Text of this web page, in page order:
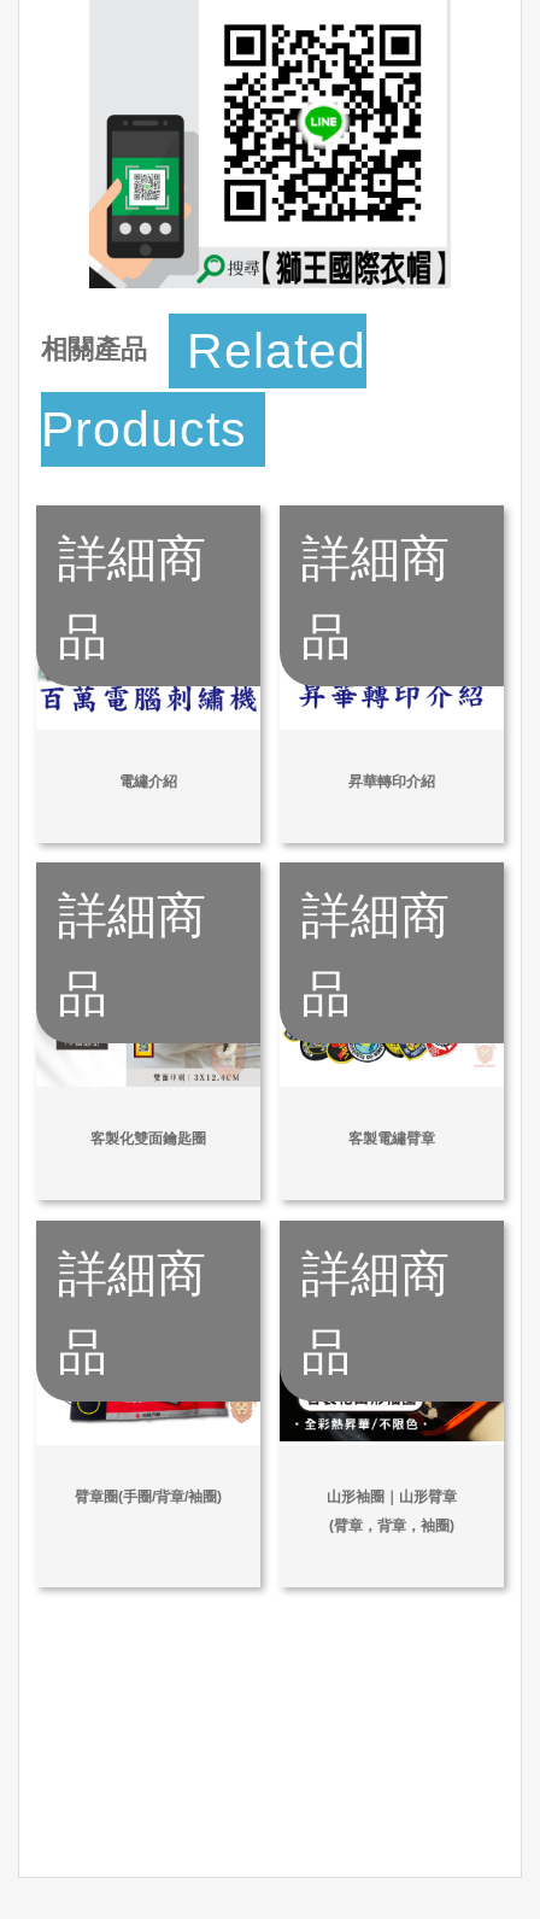
相關產品
Related
Products
詳細商
品
電繡介紹
詳細商
品
昇華轉印介紹
詳細商
品
客製化雙面鑰匙圈
詳細商
品
客製電繡臂章
詳細商
品
臂章圈(手圈/背章/袖圈)
詳細商
品
山形袖圈｜山形臂章
(臂章，背章，袖圈)